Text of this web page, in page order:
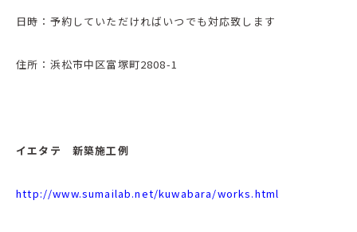
日時：予約していただければいつでも対応致します
住所：浜松市中区富塚町2808-1
イエタテ 新築施工例
http://www.sumailab.net/kuwabara/works.html